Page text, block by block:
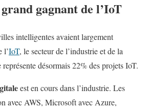
gagnant de l’IoT
intelligentes avaient largement
l’IoT, le secteur de l’industrie et de la
désormais 22% des projets IoT.
est en cours dans l’industrie. Les
avec AWS, Microsoft avec Azure,